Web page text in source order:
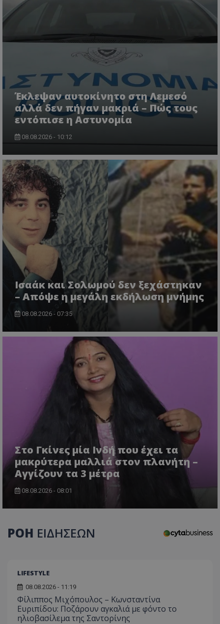
Έκλεψαν αυτοκίνητο στη Λεμεσό
αλλά δεν πήγαν μακριά – Πώς τους
εντόπισε η Αστυνομία
08.08.2026 - 10:12
Ισαάκ και Σολωμού δεν ξεχάστηκαν
– Απόψε η μεγάλη εκδήλωση μνήμης
08.08.2026 - 07:35
Στο Γκίνες μία Ινδή που έχει τα
μακρύτερα μαλλιά στον πλανήτη –
Αγγίζουν τα 3 μέτρα
08.08.2026 - 08:01
ΡΟΗ ΕΙΔΗΣΕΩΝ
LIFESTYLE
08.08.2026 - 11:19
Φίλιππος Μιχόπουλος – Κωνσταντίνα
Ευριπίδου: Ποζάρουν αγκαλιά με φόντο το
ηλιοβασίλεμα της Σαντορίνης